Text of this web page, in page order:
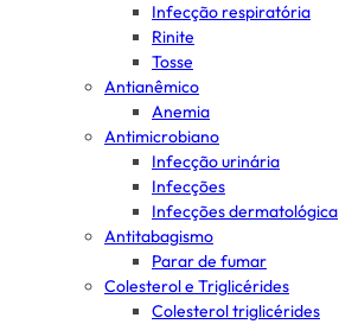
Infecção respiratória
Rinite
Tosse
Antianêmico
Anemia
Antimicrobiano
Infecção urinária
Infecções
Infecções dermatológica
Antitabagismo
Parar de fumar
Colesterol e Triglicérides
Colesterol triglicérides